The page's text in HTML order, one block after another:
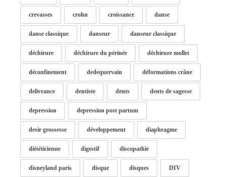
crevasses crohn croissance danse
danse classique danseur danseur classique
déchirure déchirure du périnée déchirure mollet
déconfinement dedequervain déformations crâne
delivrance dentiste dents dents de sagesse
depression depression post partum
desir grossesse développement diaphragme
diététicienne digestif discopathie
disneyland paris disque disques DIV